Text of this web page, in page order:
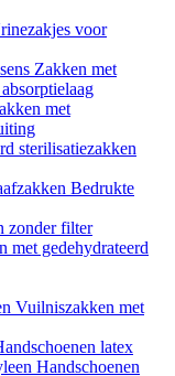
voor
Zakken met
met
sterilisatiezakken
Bedrukte
zonder filter
met gedehydrateerd
Vuilniszakken met
latex
Handschoenen